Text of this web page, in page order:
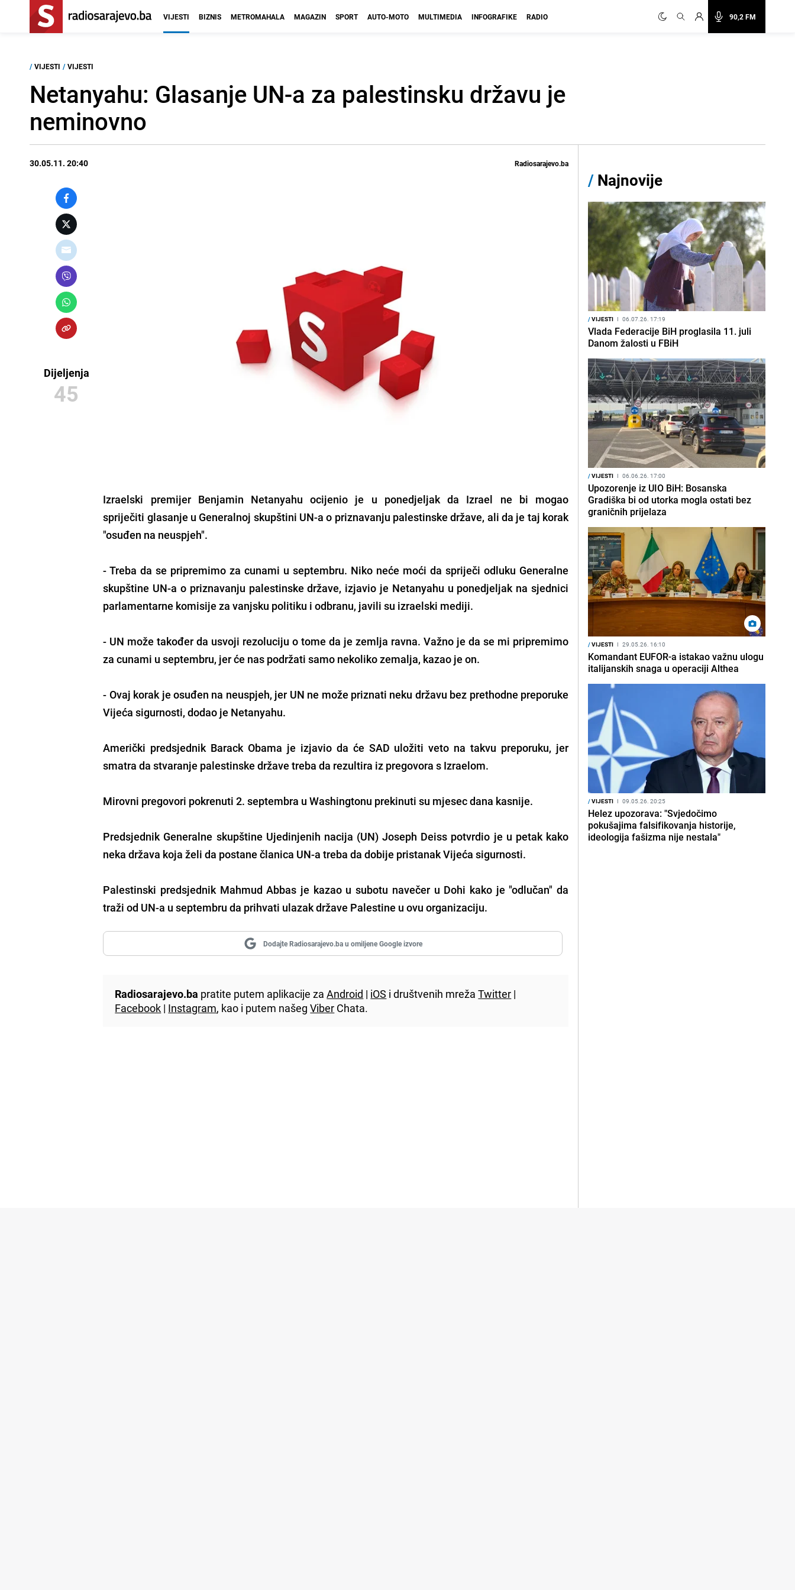
90,2 FM
VIJESTI BIZNIS METROMAHALA MAGAZIN SPORT AUTO-MOTO MULTIMEDIA INFOGRAFIKE RADIO
/ VIJESTI / VIJESTI
Netanyahu: Glasanje UN-a za palestinsku državu je
neminovno
30.05.11. 20:40 Radiosarajevo.ba
Dijeljenja
45
Izraelski premijer Benjamin Netanyahu ocijenio je u ponedjeljak da Izrael ne bi mogao
spriječiti glasanje u Generalnoj skupštini UN-a o priznavanju palestinske države, ali da je taj korak
"osuđen na neuspjeh".
- Treba da se pripremimo za cunami u septembru. Niko neće moći da spriječi odluku Generalne
skupštine UN-a o priznavanju palestinske države, izjavio je Netanyahu u ponedjeljak na sjednici
parlamentarne komisije za vanjsku politiku i odbranu, javili su izraelski mediji.
- UN može također da usvoji rezoluciju o tome da je zemlja ravna. Važno je da se mi pripremimo
za cunami u septembru, jer će nas podržati samo nekoliko zemalja, kazao je on.
- Ovaj korak je osuđen na neuspjeh, jer UN ne može priznati neku državu bez prethodne preporuke
Vijeća sigurnosti, dodao je Netanyahu.
Američki predsjednik Barack Obama je izjavio da će SAD uložiti veto na takvu preporuku, jer
smatra da stvaranje palestinske države treba da rezultira iz pregovora s Izraelom.
Mirovni pregovori pokrenuti 2. septembra u Washingtonu prekinuti su mjesec dana kasnije.
Predsjednik Generalne skupštine Ujedinjenih nacija (UN) Joseph Deiss potvrdio je u petak kako
neka država koja želi da postane članica UN-a treba da dobije pristanak Vijeća sigurnosti.
Palestinski predsjednik Mahmud Abbas je kazao u subotu navečer u Dohi kako je "odlučan" da
traži od UN-a u septembru da prihvati ulazak države Palestine u ovu organizaciju.
Dodajte Radiosarajevo.ba u omiljene Google izvore
Radiosarajevo.ba pratite putem aplikacije zaAndroid | iOS i društvenih mrežaTwitter |
Facebook | Instagram, kao i putem našegViber Chata.
/ Najnovije
/VIJESTI I 06.07.26. 17:19
Vlada Federacije BiH proglasila 11. juli
Danom žalosti u FBiH
/VIJESTI I 06.06.26. 17:00
Upozorenje iz UIO BiH: Bosanska
Gradiška bi od utorka mogla ostati bez
graničnih prijelaza
/VIJESTI I 29.05.26. 16:10
Komandant EUFOR-a istakao važnu ulogu
italijanskih snaga u operaciji Althea
/VIJESTI I 09.05.26. 20:25
Helez upozorava: "Svjedočimo
pokušajima falsifikovanja historije,
ideologija fašizma nije nestala"